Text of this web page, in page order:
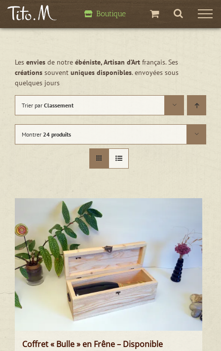
Passer
Boutique
Les envies de notre ébéniste, Artisan d’Art français. Ses
créations souvent uniques disponibles. envoyées sous
quelques jours
Trier par Classement
Montrer 24 produits
Coffret « Bulle » en Frêne – Disponible